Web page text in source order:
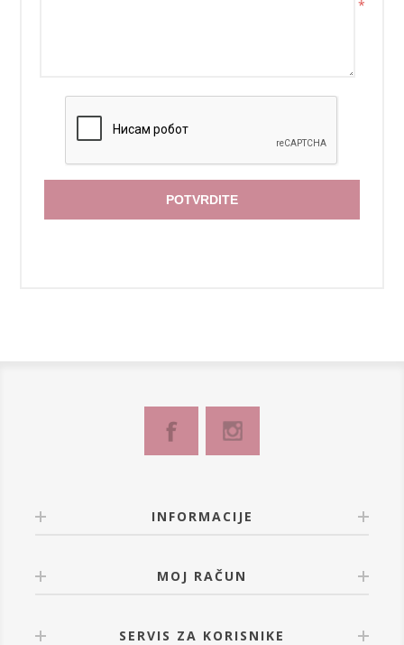
*
POTVRDITE
INFORMACIJE
MOJ RAČUN
SERVIS ZA KORISNIKE